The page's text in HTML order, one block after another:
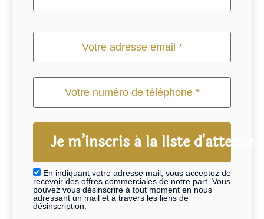
Je m’inscris à la liste d'attente !
En indiquant votre adresse mail, vous acceptez de
recevoir des offres commerciales de notre part. Vous
pouvez vous désinscrire à tout moment en nous
adressant un mail et à travers les liens de
désinscription.